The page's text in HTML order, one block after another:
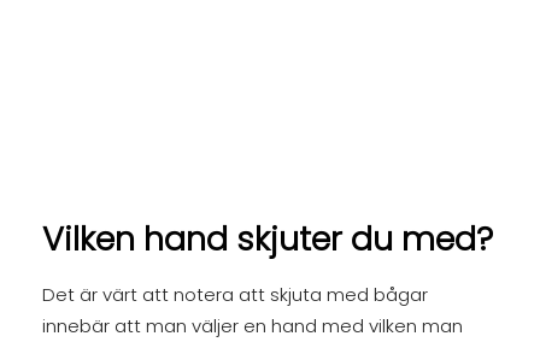
Vilken hand skjuter du med?
Det är värt att notera att skjuta med bågar
innebär att man väljer en hand med vilken man